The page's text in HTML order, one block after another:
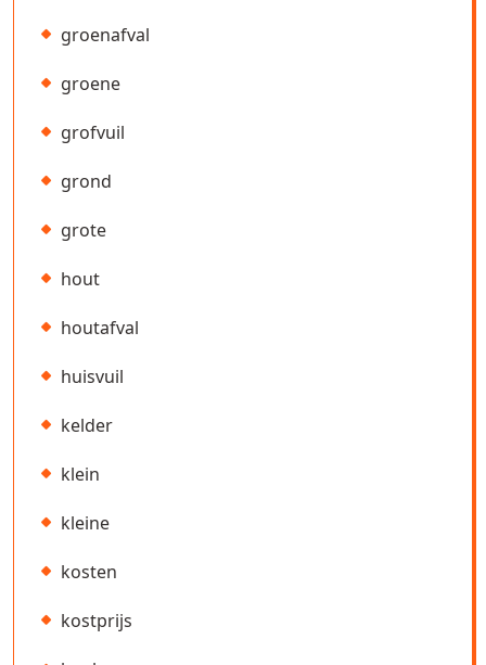
groenafval
groene
grofvuil
grond
grote
hout
houtafval
huisvuil
kelder
klein
kleine
kosten
kostprijs